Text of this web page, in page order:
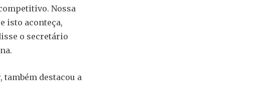
Nossa
isto aconteça,
o secretário
destacou a